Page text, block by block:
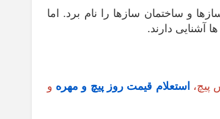
و ساختمان سازها را نام برد. اما
آشنایی دارند.
استعلام قیمت روز پیچ و مهره و